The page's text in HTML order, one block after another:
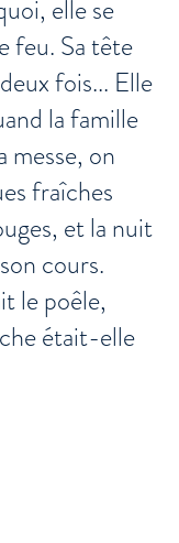
elle se
feu. Sa tête
fois... Elle
la famille
messe, on
fraîches
et la nuit
cours.
le poêle,
était-elle